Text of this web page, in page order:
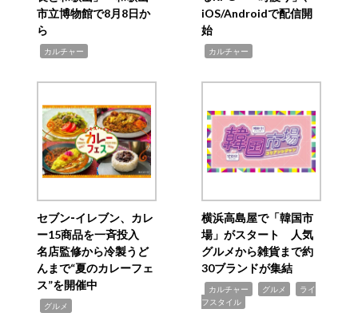
市立博物館で8月8日か
ら
カルチャー
iOS/Androidで配信開
始
カルチャー
セブン‐イレブン、カレ
ー15商品を一斉投入
名店監修から冷製うど
んまで“夏のカレーフェ
ス”を開催中
グルメ
横浜高島屋で「韓国市
場」がスタート 人気
グルメから雑貨まで約
30ブランドが集結
カルチャー グルメ
ライ
フスタイル